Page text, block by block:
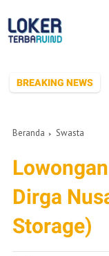
BREAKING NEWS
DI SERANG YANG
Beranda Swasta
Dirga
Storage)